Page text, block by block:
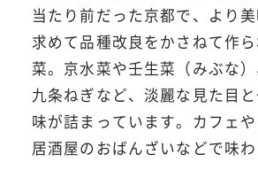
当たり前だった京都で、より
求めて品種改良をかさねて作
菜。京水菜や壬生菜（みぶな）
九条ねぎなど、淡麗な見た目
味が詰まっています。カフェや
居酒屋のおばんざいなどで味わ